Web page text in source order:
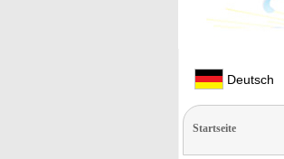
Deutsch
Startseite